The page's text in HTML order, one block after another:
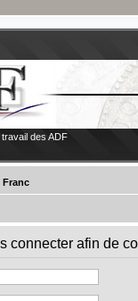
des ADF
Franc
connecter afin de